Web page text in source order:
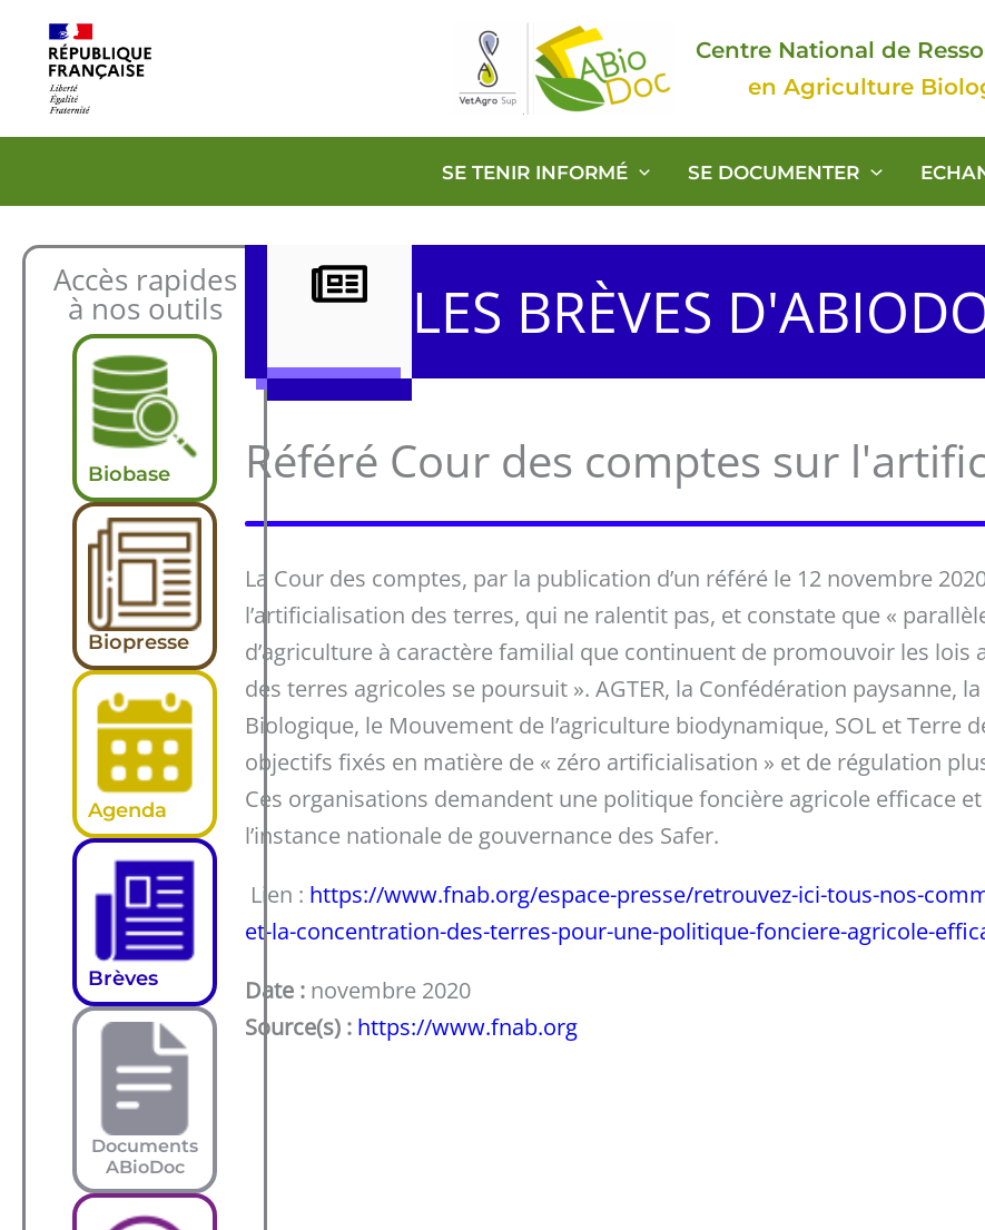
contenu
Centre National de
en Agriculture
SE TENIR INFORMÉ SE DOCUMENTER
Accès rapides
à nos outils
Biobase
Biopresse
Agenda
Brèves
Documents
ABioDoc
LES BRÈVES
Référé Cour des comptes sur
La Cour des comptes, par la publication d’un référé le 12 novembre
l’artificialisation des terres, qui ne ralentit pas, et constate que «
d’agriculture à caractère familial que continuent de promouvoir les lois
des terres agricoles se poursuit ». AGTER, la Confédération paysanne,
Biologique, le Mouvement de l’agriculture biodynamique, SOL et Terre
objectifs fixés en matière de « zéro artificialisation » et de régulation
Ces organisations demandent une politique foncière agricole efficace
l’instance nationale de gouvernance des Safer.
Lien : https://www.fnab.org/espace-presse/retrouvez-ici-tous-nos-
et-la-concentration-des-terres-pour-une-politique-fonciere-agricole-
Date : novembre 2020
Source(s) : https://www.fnab.org